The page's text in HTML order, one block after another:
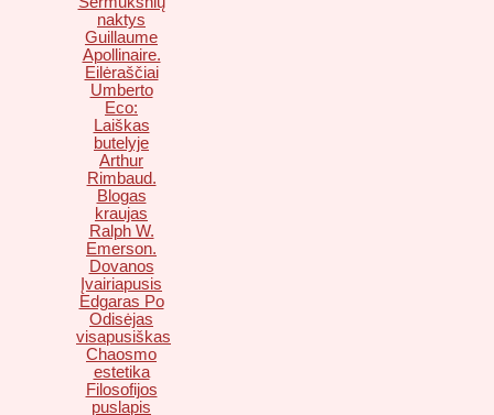
naktys
Guillaume
Apollinaire.
Eilėraščiai
Umberto
Eco:
Laiškas
butelyje
Arthur
Rimbaud.
Blogas
kraujas
Ralph W.
Emerson.
Dovanos
Įvairiapusis
Edgaras Po
Odisėjas
visapusiškas
Chaosmo
estetika
Filosofijos
puslapis